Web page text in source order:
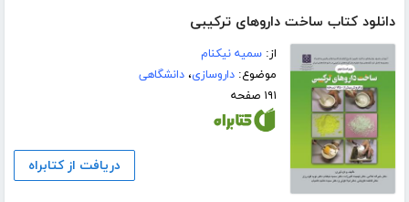
دانلود کتاب ساخت داروهای ترکیبی
از:سمیه نیکنام
موضوع:داروسازی،دانشگاهی
۱۹۱ صفحه
دریافت از کتابراه